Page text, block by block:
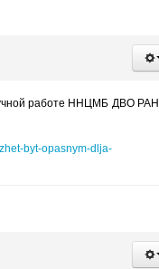
работе ННЦМБ ДВО
byt-opasnym-dlja-